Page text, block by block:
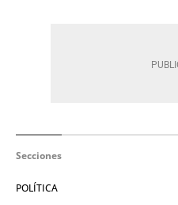
Secciones
POLÍTICA